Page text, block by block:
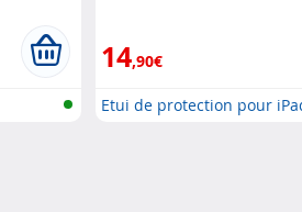
14,90€
Etui de protection pour